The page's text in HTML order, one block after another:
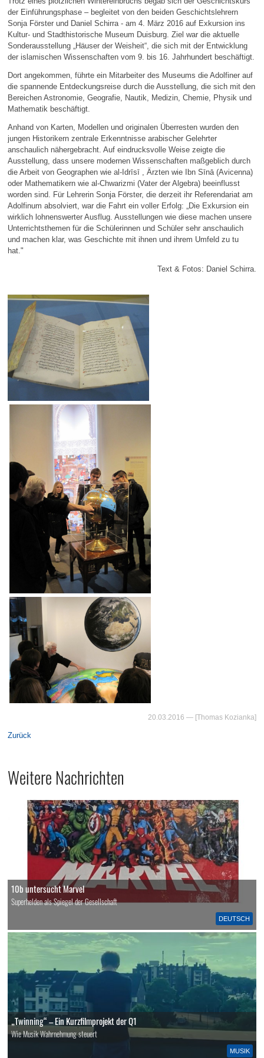
der Einführungsphase – begleitet von den beiden Geschichtslehrern
Sonja Förster und Daniel Schirra - am 4. März 2016 auf Exkursion ins
Kultur- und Stadthistorische Museum Duisburg. Ziel war die aktuelle
Sonderausstellung „Häuser der Weisheit“, die sich mit der Entwicklung
der islamischen Wissenschaften vom 9. bis 16. Jahrhundert beschäftigt.
Dort angekommen, führte ein Mitarbeiter des Museums die Adolfiner auf
die spannende Entdeckungsreise durch die Ausstellung, die sich mit den
Bereichen Astronomie, Geografie, Nautik, Medizin, Chemie, Physik und
Mathematik beschäftigt.
Anhand von Karten, Modellen und originalen Überresten wurden den
jungen Historikern zentrale Erkenntnisse arabischer Gelehrter
anschaulich nähergebracht. Auf eindrucksvolle Weise zeigte die
Ausstellung, dass unsere modernen Wissenschaften maßgeblich durch
die Arbeit von Geographen wie al-Idrīsī , Ärzten wie Ibn Sīnā (Avicenna)
oder Mathematikern wie al-Chwarizmi (Vater der Algebra) beeinflusst
worden sind. Für Lehrerin Sonja Förster, die derzeit ihr Referendariat am
Adolfinum absolviert, war die Fahrt ein voller Erfolg: „Die Exkursion ein
wirklich lohnenswerter Ausflug. Ausstellungen wie diese machen unsere
Unterrichtsthemen für die Schülerinnen und Schüler sehr anschaulich
und machen klar, was Geschichte mit ihnen und ihrem Umfeld zu tu
hat."
Text & Fotos: Daniel Schirra.
20.03.2016 — [Thomas Kozianka]
Zurück
Weitere Nachrichten
DEUTSCH
10b untersucht Marvel
Superhelden als Spiegel der Gesellschaft
MUSIK
„Twinning“ – Ein Kurzfilmprojekt der Q1
Wie Musik Wahrnehmung steuert